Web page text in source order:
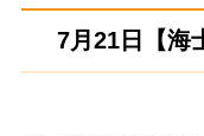
7月21日【海